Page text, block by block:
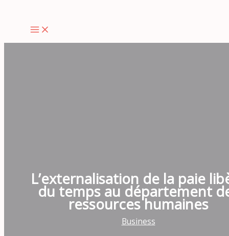
contenu
L’externalisation de la paie
du temps au département
ressources humaines
Business